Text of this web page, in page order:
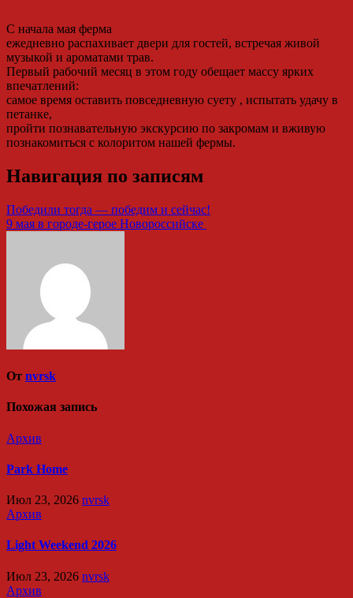
С начала мая ферма
ежедневно распахивает двери для гостей, встречая живой
музыкой и ароматами трав.
Первый рабочий месяц в этом году обещает массу ярких
впечатлений:
самое время оставить повседневную суету , испытать удачу в
петанке,
пройти познавательную экскурсию по закромам и вживую
познакомиться с колоритом нашей фермы.
Навигация по записям
Победили тогда — победим и сейчас!
9 мая в городе-герое Новороссийске
От nvrsk
Похожая запись
Архив
Park Home
Июл 23, 2026 nvrsk
Архив
Light Weekend 2026
Июл 23, 2026 nvrsk
Архив